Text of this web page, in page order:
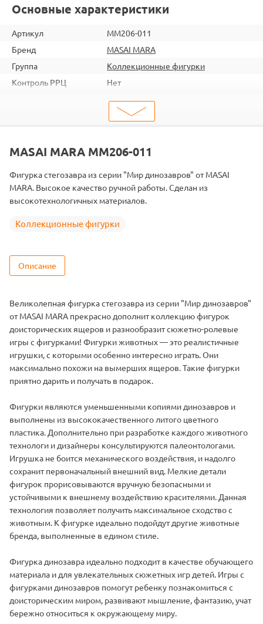
Основные характеристики
Артикул
MM206-011
Бренд
MASAI MARA
Группа
Коллекционные фигурки
Контроль РРЦ
Нет
2000000253527
Животные
MASAI MARA MM206-011
Фигурка стегозавра из серии "Мир динозавров" от MASAI
MARA. Высокое качество ручной работы. Сделан из
высокотехнологичных материалов.
Коллекционные фигурки
Описание
Великолепная фигурка стегозавра из серии "Мир динозавров"
от MASAI MARA прекрасно дополнит коллекцию фигурок
доисторических ящеров и разнообразит сюжетно-ролевые
игры с фигурками! Фигурки животных — это реалистичные
игрушки, с которыми особенно интересно играть. Они
максимально похожи на вымерших ящеров. Такие фигурки
приятно дарить и получать в подарок.
Фигурки являются уменьшенными копиями динозавров и
выполнены из высококачественного литого цветного
пластика. Дополнительно при разработке каждого животного
технологи и дизайнеры консультируются палеонтологами.
Игрушка не боится механического воздействия, и надолго
сохранит первоначальный внешний вид. Мелкие детали
фигурок прорисовываются вручную безопасными и
устойчивыми к внешнему воздействию красителями. Данная
технология позволяет получить максимальное сходство с
животным. К фигурке идеально подойдут другие животные
бренда, выполненные в едином стиле.
Фигурка динозавра идеально подходит в качестве обучающего
материала и для увлекательных сюжетных игр детей. Игры с
фигурками динозавров помогут ребенку познакомиться с
доисторическим миром, развивают мышление, фантазию, учат
бережно относиться к окружающему миру.